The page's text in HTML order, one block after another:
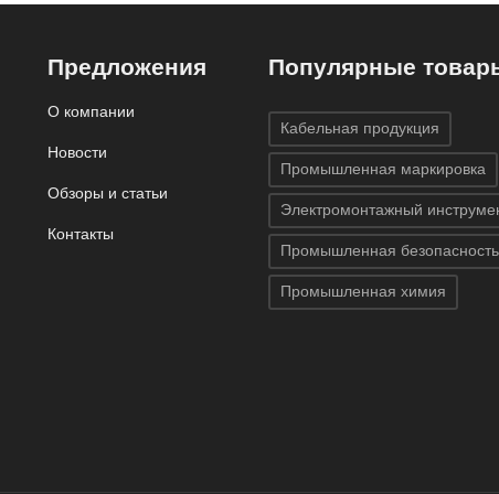
Предложения
О компании
Новости
Обзоры и статьи
Контакты
Популярные
Кабельная продукция
Промышленная маркировка
Электромонтажный
Промышленная безопасность
Промышленная химия